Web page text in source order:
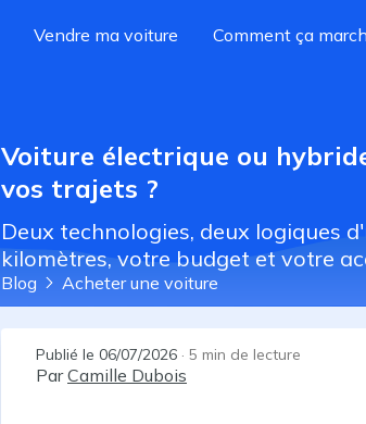
Vendre ma voiture Comment ça
Voiture électrique ou
vos trajets ?
Deux technologies, deux logiques
kilomètres, votre budget et votre
Blog Acheter une voiture
Publié le 06/07/2026 · 5 min de lecture
ParCamille Dubois